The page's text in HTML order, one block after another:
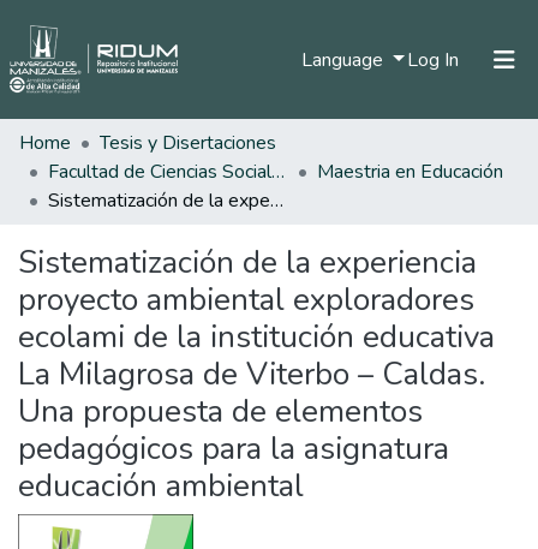
Language Log In (current)
Home
Tesis y Disertaciones
Facultad de Ciencias Sociales y Humanas
Maestria en Educación
Sistematización de la experiencia proyecto ambiental exploradores ecolami de la institución educativa La Milagrosa de Viterbo – Caldas. Una propuesta de elementos pedagógicos para la asignatura educación ambiental
Sistematización de la experiencia
proyecto ambiental exploradores
ecolami de la institución educativa
La Milagrosa de Viterbo – Caldas.
Una propuesta de elementos
pedagógicos para la asignatura
educación ambiental